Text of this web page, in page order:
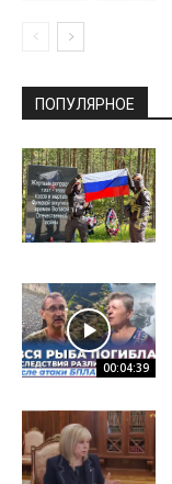
ПОПУЛЯРНОЕ
00:04:39